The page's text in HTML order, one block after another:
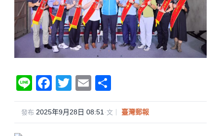
Li
n
e
F
a
c
T
wi
tt
E
m
ail
享
發布 2025年9月28日 08:51 ·文｜ 臺灣郵報